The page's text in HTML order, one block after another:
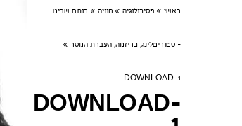
ראשי » פסיכולוגיה » חוויה » רותם שביט
- סטוריטלינג, כריזמה, העברת המסר »
DOWNLOAD-1
DOWNLOAD-